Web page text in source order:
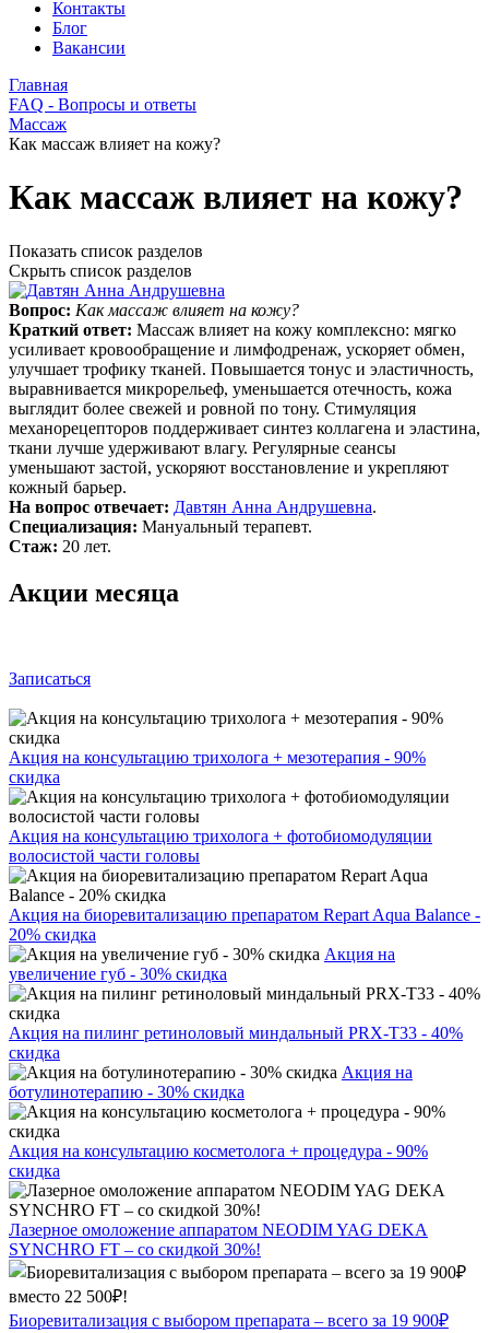
Контакты
Блог
Вакансии
Главная
FAQ - Вопросы и ответы
Массаж
Как массаж влияет на кожу?
Как массаж влияет на кожу?
Показать список разделов
Скрыть список разделов
Вопрос: Как массаж влияет на кожу?
Краткий ответ: Массаж влияет на кожу комплексно: мягко
усиливает кровообращение и лимфодренаж, ускоряет обмен,
улучшает трофику тканей. Повышается тонус и эластичность,
выравнивается микрорельеф, уменьшается отечность, кожа
выглядит более свежей и ровной по тону. Стимуляция
механорецепторов поддерживает синтез коллагена и эластина,
ткани лучше удерживают влагу. Регулярные сеансы
уменьшают застой, ускоряют восстановление и укрепляют
кожный барьер.
На вопрос отвечает: Давтян Анна Андрушевна.
Специализация: Мануальный терапевт.
Стаж: 20 лет.
Акции месяца
Записаться
Акция на консультацию трихолога + мезотерапия - 90%
скидка
Акция на консультацию трихолога + фотобиомодуляции
волосистой части головы
Акция на биоревитализацию препаратом Repart Aqua Balance -
20% скидка
Акция на
увеличение губ - 30% скидка
Акция на пилинг ретиноловый миндальный PRX-T33 - 40%
скидка
Акция на
ботулинотерапию - 30% скидка
Акция на консультацию косметолога + процедура - 90%
скидка
Лазерное омоложение аппаратом NEODIM YAG DEKA
SYNCHRO FT – со скидкой 30%!
Биоревитализация с выбором препарата – всего за 19 900₽